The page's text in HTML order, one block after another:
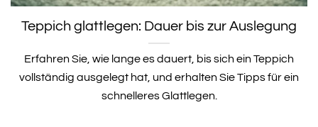
Teppich glattlegen: Dauer bis zur Auslegung
Erfahren Sie, wie lange es dauert, bis sich ein Teppich
vollständig ausgelegt hat, und erhalten Sie Tipps für ein
schnelleres Glattlegen.